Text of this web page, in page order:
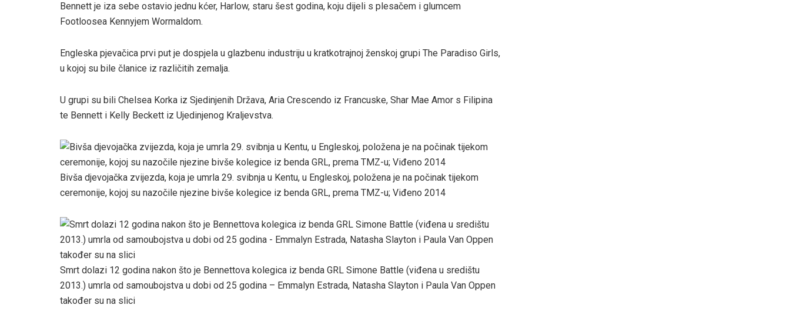
Bennett je iza sebe ostavio jednu kćer, Harlow, staru šest godina, koju dijeli s plesačem i glumcem
Footloosea Kennyjem Wormaldom.
Engleska pjevačica prvi put je dospjela u glazbenu industriju u kratkotrajnoj ženskoj grupi The Paradiso Girls,
u kojoj su bile članice iz različitih zemalja.
U grupi su bili Chelsea Korka iz Sjedinjenih Država, Aria Crescendo iz Francuske, Shar Mae Amor s Filipina
te Bennett i Kelly Beckett iz Ujedinjenog Kraljevstva.
Bivša djevojačka zvijezda, koja je umrla 29. svibnja u Kentu, u Engleskoj, položena je na počinak tijekom
ceremonije, kojoj su nazočile njezine bivše kolegice iz benda GRL, prema TMZ-u; Viđeno 2014
Smrt dolazi 12 godina nakon što je Bennettova kolegica iz benda GRL Simone Battle (viđena u središtu
2013.) umrla od samoubojstva u dobi od 25 godina – Emmalyn Estrada, Natasha Slayton i Paula Van Oppen
također su na slici